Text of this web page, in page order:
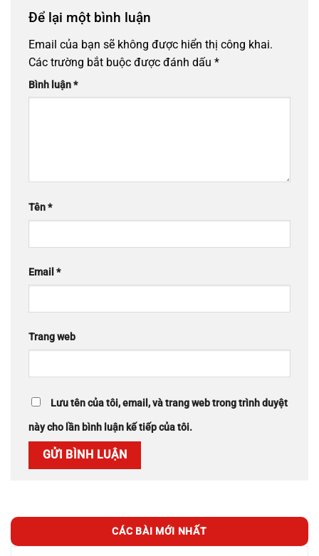
Để lại một bình luận
Email của bạn sẽ không được hiển thị công khai.
Các trường bắt buộc được đánh dấu *
Bình luận*
Tên*
Email *
Trang web
Lưu tên của tôi, email, và trang web trong trình duyệt
này cho lần bình luận kế tiếp của tôi.
CÁC BÀI MỚI NHẤT